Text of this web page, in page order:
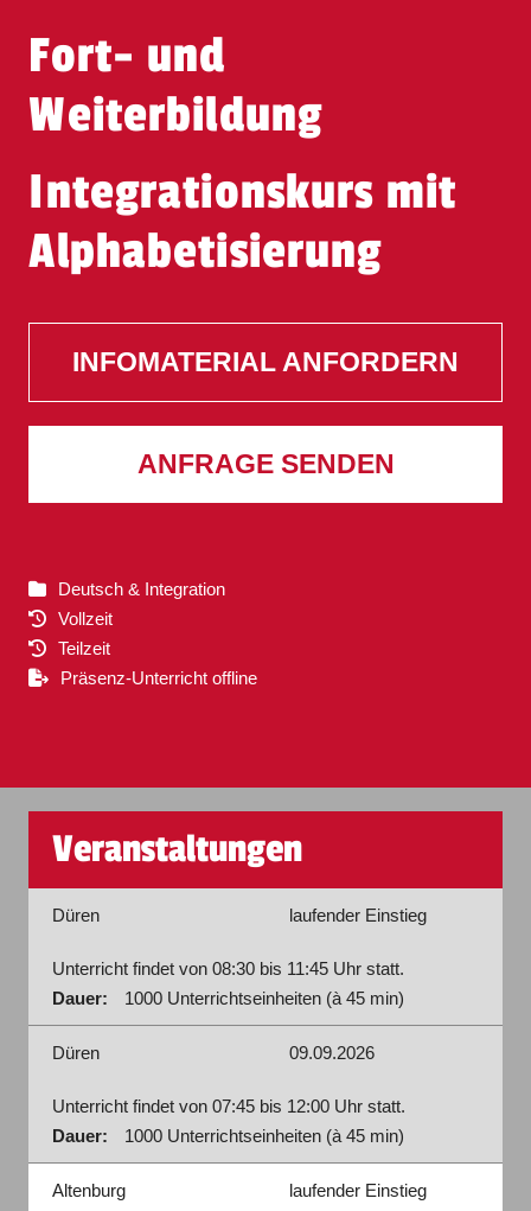
Fort- und
Weiterbildung
Integrationskurs mit
Alphabetisierung
INFOMATERIAL ANFORDERN
ANFRAGE SENDEN
Deutsch & Integration
Vollzeit
Teilzeit
Präsenz-Unterricht offline
Veranstaltungen
Altenburg laufender Einstieg
Düren laufender Einstieg
Unterricht findet von 08:30 bis 11:45 Uhr statt.
Dauer:
1000 Unterrichtseinheiten (à 45 min)
Düren 09.09.2026
Unterricht findet von 07:45 bis 12:00 Uhr statt.
Dauer:
1000 Unterrichtseinheiten (à 45 min)